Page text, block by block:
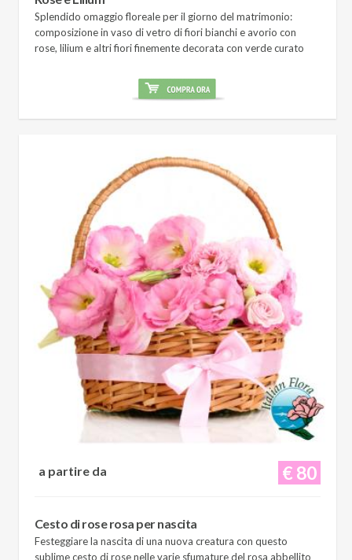
Splendido omaggio floreale per il giorno del matrimonio:
composizione in vaso di vetro di fiori bianchi e avorio con
rose, lilium e altri fiori finemente decorata con verde curato
€ 80
a partire da
Cesto di rose rosa per nascita
Festeggiare la nascita di una nuova creatura con questo
sublime cesto di rose nelle varie sfumature del rosa abbellito